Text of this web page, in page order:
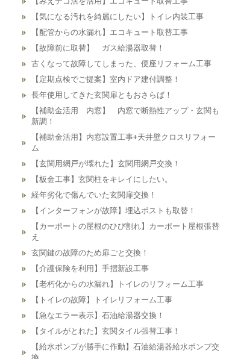
【気になる汚れを綺麗にしたい】トイレ内装工事
【配管からの水漏れ】エコキュート取替工事
【故障前に取替】 ガス給湯器取替！
古くなって故障してしまった、便座リフォーム工事
【定期点検でご提案】室内ドア建付調整！
長年使用してきた玄関扉ともおさらば！
【補助金活用 内窓】 内窓で断熱性アップ・玄関も
新調！
【補助金活用】内窓設置工事+天井壁クロスリフォー
ム
【玄関用網戸が壊れた】玄関用網戸交換！
【板金工事】玄関柱をキレイにしたい。
経年劣化で傷んでいた玄関扉交換！
【インターフォンが故障】埋込ポストも取替！
【カーポートの屋根のひび割れ】カーポート屋根張替
え
玄関鍵の故障のため扉ごと交換！
【介護保険を利用】手摺新設工事
【老朽化からの水漏れ】トイレのリフォーム工事
【トイレの故障】トイレリフォーム工事
【急なエラー表示】石油給湯器交換！
【タイルがとれた】玄関タイル張替工事！
【給水ポンプが勝手に作動】石油給湯器給水ポンプ交